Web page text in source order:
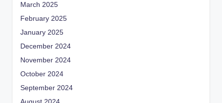
March 2025
February 2025
January 2025
December 2024
November 2024
October 2024
September 2024